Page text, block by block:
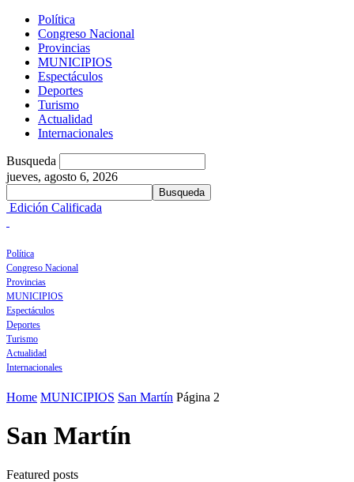
Política
Congreso Nacional
Provincias
MUNICIPIOS
Espectáculos
Deportes
Turismo
Actualidad
Internacionales
Busqueda
jueves, agosto 6, 2026
Edición Calificada
Política
Congreso Nacional
Provincias
MUNICIPIOS
Espectáculos
Deportes
Turismo
Actualidad
Internacionales
Home MUNICIPIOS San Martín Página 2
San Martín
Featured posts